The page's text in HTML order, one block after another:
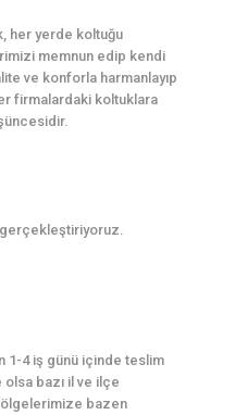
her yerde koltuğu
memnun edip kendi
ve konforla harmanlayıp
firmalardaki koltuklara
gerçekleştiriyoruz.
1-4 iş günü içinde teslim
bazı il ve ilçe
bazen